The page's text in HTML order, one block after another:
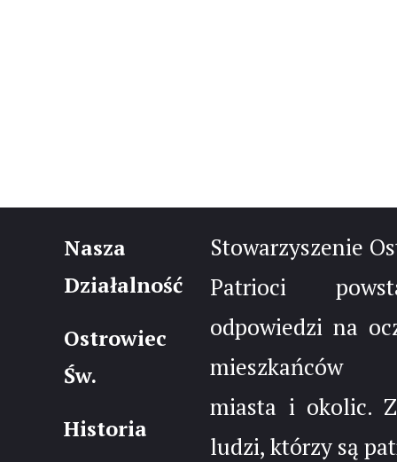
Nasza
Działalność
Ostrowiec
Św.
Historia
Stowarzyszenie
Patrioci
odpowiedzi na
mieszkańców
miasta i okolic.
ludzi, którzy są